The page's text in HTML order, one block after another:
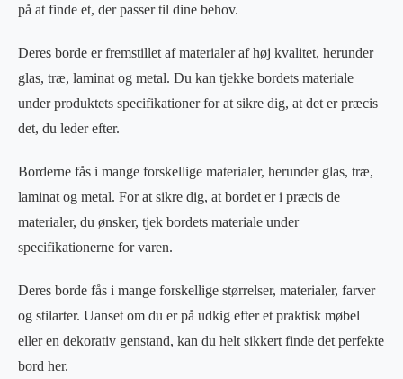
på at finde et, der passer til dine behov.
Deres borde er fremstillet af materialer af høj kvalitet, herunder
glas, træ, laminat og metal. Du kan tjekke bordets materiale
under produktets specifikationer for at sikre dig, at det er præcis
det, du leder efter.
Borderne fås i mange forskellige materialer, herunder glas, træ,
laminat og metal. For at sikre dig, at bordet er i præcis de
materialer, du ønsker, tjek bordets materiale under
specifikationerne for varen.
Deres borde fås i mange forskellige størrelser, materialer, farver
og stilarter. Uanset om du er på udkig efter et praktisk møbel
eller en dekorativ genstand, kan du helt sikkert finde det perfekte
bord her.